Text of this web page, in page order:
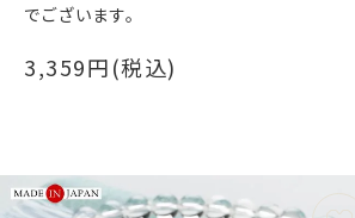
でございます。
3,359円(税込)